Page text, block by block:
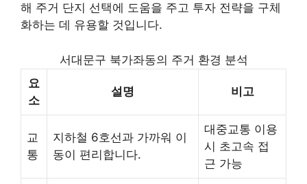
해 주거 단지 선택에 도움을 주고 투자 전략을 구체
화하는 데 유용할 것입니다.
서대문구 북가좌동의 주거 환경 분석
요
소
설명 비고
교
통
지하철 6호선과 가까워 이
동이 편리합니다.
대중교통 이용
시 초고속 접
근 가능